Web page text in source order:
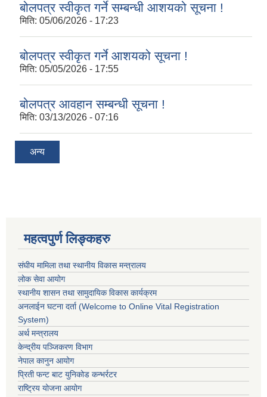
बोलपत्र स्वीकृत गर्ने सम्बन्धी आशयको सूचना !
मिति: 05/06/2026 - 17:23
बोलपत्र स्वीकृत गर्ने आशयको सूचना !
मिति: 05/05/2026 - 17:55
बोलपत्र आवहान सम्बन्धी सूचना !
मिति: 03/13/2026 - 07:16
अन्य
महत्वपुर्ण लिङ्कहरु
संघीय मामिला तथा स्थानीय विकास मन्त्रालय
लोक सेवा आयोग
स्थानीय शासन तथा सामुदायिक विकास कार्यक्रम
अनलाईन घटना दर्ता (Welcome to Online Vital Registration
System)
अर्थ मन्त्रालय
केन्द्रीय पञ्जिकरण विभाग
नेपाल कानुन आयोग
प्रिती फन्ट बाट युनिकोड कन्भर्रटर
राष्ट्रिय योजना आयोग